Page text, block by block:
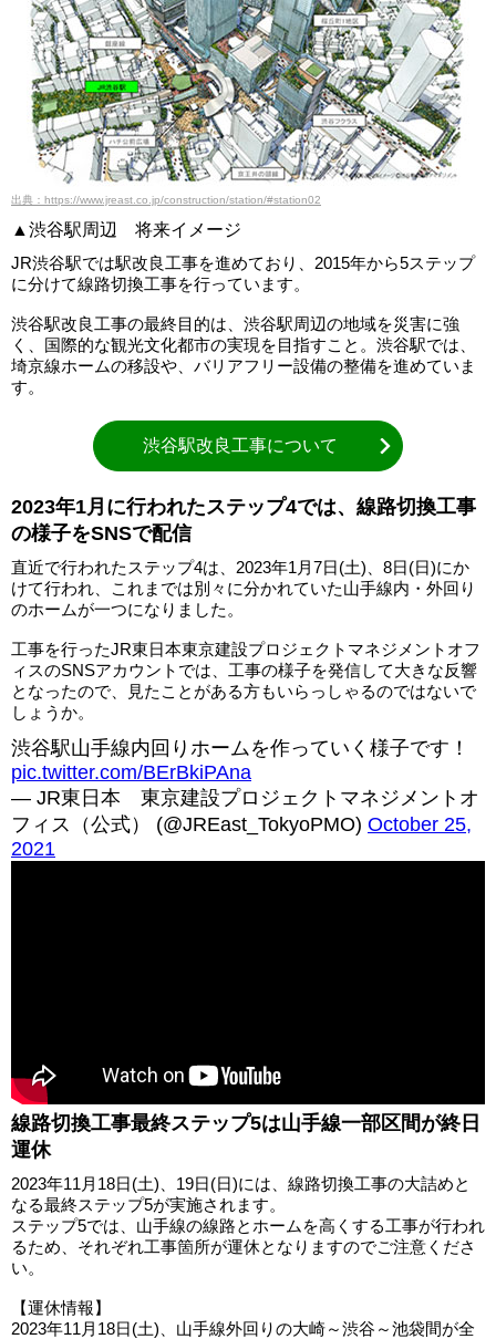
出典：https://www.jreast.co.jp/construction/station/#station02
▲渋谷駅周辺 将来イメージ
JR渋谷駅では駅改良工事を進めており、2015年から5ステップ
に分けて線路切換工事を行っています。
渋谷駅改良工事の最終目的は、渋谷駅周辺の地域を災害に強
く、国際的な観光文化都市の実現を目指すこと。渋谷駅では、
埼京線ホームの移設や、バリアフリー設備の整備を進めていま
す。
渋谷駅改良工事について
2023年1月に行われたステップ4では、線路切換工事
の様子をSNSで配信
直近で行われたステップ4は、2023年1月7日(土)、8日(日)にか
けて行われ、これまでは別々に分かれていた山手線内・外回り
のホームが一つになりました。
工事を行ったJR東日本東京建設プロジェクトマネジメントオフ
ィスのSNSアカウントでは、工事の様子を発信して大きな反響
となったので、見たことがある方もいらっしゃるのではないで
しょうか。
渋谷駅山手線内回りホームを作っていく様子です！
pic.twitter.com/BErBkiPAna
— JR東日本 東京建設プロジェクトマネジメントオ
フィス（公式） (@JREast_TokyoPMO) October 25,
2021
線路切換工事最終ステップ5は山手線一部区間が終日
運休
2023年11月18日(土)、19日(日)には、線路切換工事の大詰めと
なる最終ステップ5が実施されます。
ステップ5では、山手線の線路とホームを高くする工事が行われ
るため、それぞれ工事箇所が運休となりますのでご注意くださ
い。
【運休情報】
2023年11月18日(土)、山手線外回りの大崎～渋谷～池袋間が全